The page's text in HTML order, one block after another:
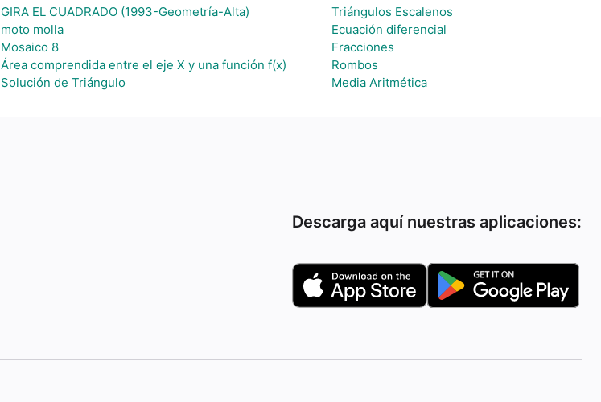
GIRA EL CUADRADO (1993-Geometría-Alta)
moto molla
Mosaico 8
Área comprendida entre el eje X y una función f(x)
Solución de Triángulo
Triángulos Escalenos
Ecuación diferencial
Fracciones
Rombos
Media Aritmética
Descarga aquí nuestras aplicaciones: